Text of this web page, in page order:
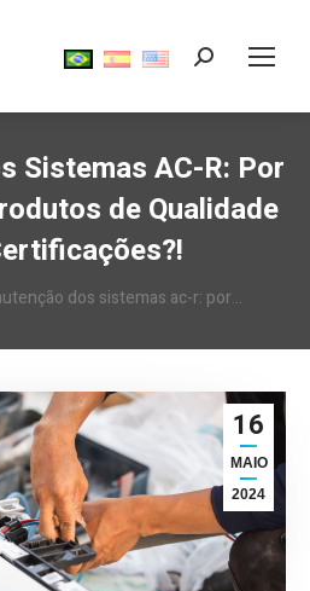
Search:
Sistemas AC-R: Por
de Qualidade
dos sistemas ac-r: por…
16
MAIO
2024